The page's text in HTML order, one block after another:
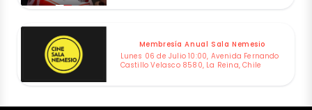
Membresía Anual Sala Nemesio
Lunes 06 de Julio 10:00, Avenida Fernando
Castillo Velasco 8580, La Reina, Chile